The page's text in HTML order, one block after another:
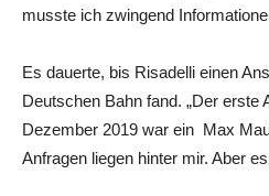
musste ich zwingend
Es dauerte, bis Risadelli einen
Deutschen Bahn fand. „Der erste
Dezember 2019 war ein Max
Anfragen liegen hinter mir. Aber